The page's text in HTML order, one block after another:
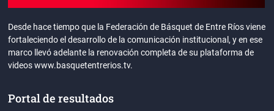
Desde hace tiempo que la Federación de Básquet de Entre Ríos viene
fortaleciendo el desarrollo de la comunicación institucional, y en ese
marco llevó adelante la renovación completa de su plataforma de
videos www.basquetentrerios.tv.
Portal de resultados